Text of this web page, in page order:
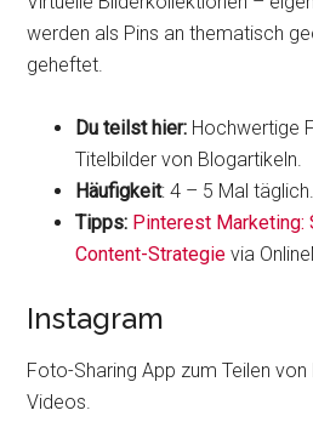
werden als Pins an thematisch
geheftet.
Du teilst hier: Hochwertige
Titelbilder von Blogartikeln.
Häufigkeit: 4 – 5 Mal täglich.
Tipps: Pinterest
Content-Strategie via
Instagram
Foto-Sharing App zum Teilen
Videos.